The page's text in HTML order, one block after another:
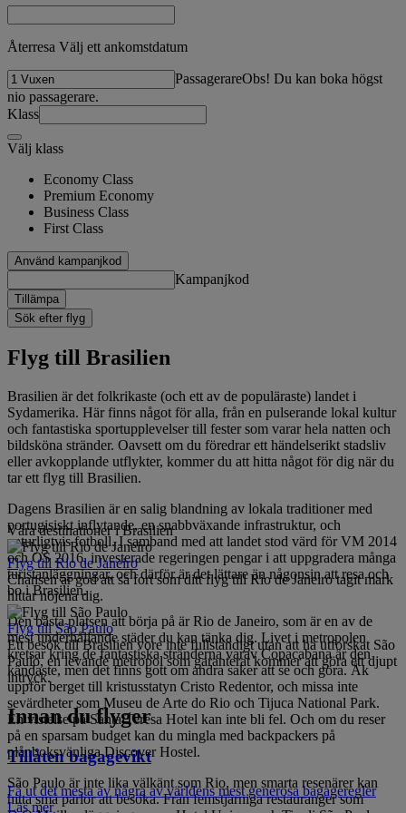
Återresa Välj ett ankomstdatum
PassagerareObs! Du kan boka högst
nio passagerare.
Klass
Välj klass
Economy Class
Premium Economy
Business Class
First Class
Använd kampanjkod
Kampanjkod
Tillämpa
Sök efter flyg
Flyg till Brasilien
Brasilien är det folkrikaste (och ett av de populäraste) landet i
Sydamerika. Här finns något för alla, från en pulserande lokal kultur
och fantastiska sportupplevelser till fester som varar hela natten och
bildsköna stränder. Oavsett om du föredrar ett händelserikt stadsliv
eller avkopplande utflykter, kommer du att hitta något för dig när du
tar ett flyg till Brasilien.
Dagens Brasilien är en salig blandning av lokala traditioner med
portugisiskt inflytande, en snabbväxande infrastruktur, och
naturligtvis fotboll. I samband med att landet stod värd för VM 2014
och OS 2016, investerade regeringen pengar i att uppgradera många
turistanläggningar, och därför är det lättare än någonsin att resa och
bo i Brasilien.
Den bästa platsen att börja på är Rio de Janeiro, som är en av de
mest underhållande städer du kan tänka dig. Livet i metropolen
kretsar kring de fantastiska stränderna varav Copacabana är den
kändaste, men det finns gott om andra saker att se och göra. Åk
uppför berget till kristusstatyn Cristo Redentor, och missa inte
sevärdheter som Museu de Arte do Rio och Tijuca National Park.
En vistelse på Santa Teresa Hotel kan inte bli fel. Och om du reser
på en sparsam budget kan du mingla med backpackers på
plånboksvänliga Discover Hostel.
São Paulo är inte lika välkänt som Rio, men smarta resenärer kan
hitta små pärlor att besöka. Från femstjärniga restauranger som
Våra destinationer i Brasilien
Flyg till Rio de Janeiro
Chansen är god att så fort som ditt flyg till Rio de Janeiro tagit mark
hittar nöjena dig.
Flyg till São Paulo
Ett besök till Brasilien vore inte fullständigt utan att ha utforskat São
Paulo, en levande metropol som garanterat kommer att göra ett djupt
intryck.
Innan du flyger
Tillåten bagagevikt
Få ut det mesta av några av världens mest generösa bagageregler
Läs mer